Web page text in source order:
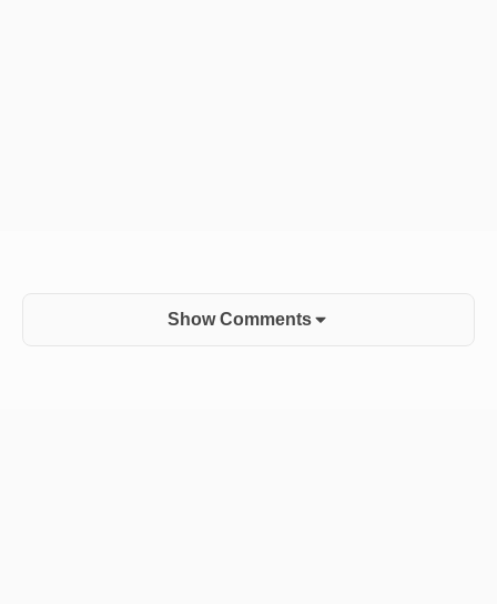
Show Comments